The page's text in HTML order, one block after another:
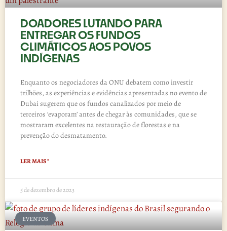
DOADORES LUTANDO PARA
ENTREGAR OS FUNDOS
CLIMÁTICOS AOS POVOS
INDÍGENAS
Enquanto os negociadores da ONU debatem como investir
trilhões, as experiências e evidências apresentadas no evento de
Dubai sugerem que os fundos canalizados por meio de
terceiros ‘evaporam’ antes de chegar às comunidades, que se
mostraram excelentes na restauração de florestas e na
prevenção do desmatamento.
LER MAIS "
5 de dezembro de 2023
EVENTOS